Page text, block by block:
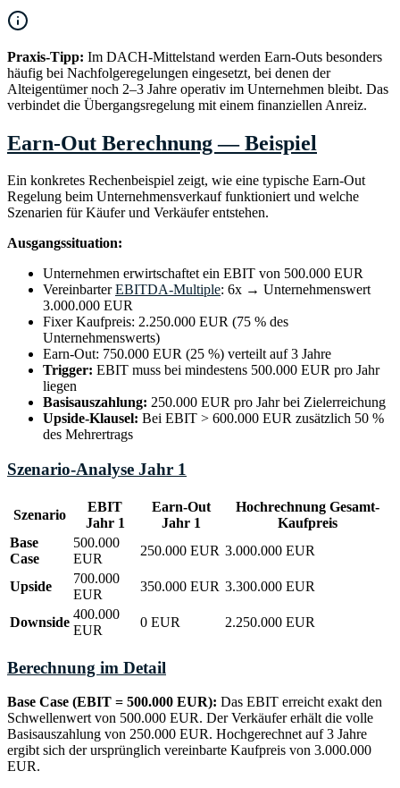
Praxis-Tipp: Im DACH-Mittelstand werden Earn-Outs besonders
häufig bei Nachfolgeregelungen eingesetzt, bei denen der
Alteigentümer noch 2–3 Jahre operativ im Unternehmen bleibt. Das
verbindet die Übergangsregelung mit einem finanziellen Anreiz.
Earn-Out Berechnung — Beispiel
Ein konkretes Rechenbeispiel zeigt, wie eine typische Earn-Out
Regelung beim Unternehmensverkauf funktioniert und welche
Szenarien für Käufer und Verkäufer entstehen.
Ausgangssituation:
Unternehmen erwirtschaftet ein EBIT von 500.000 EUR
VereinbarterEBITDA-Multiple: 6x → Unternehmenswert
3.000.000 EUR
Fixer Kaufpreis: 2.250.000 EUR (75 % des
Unternehmenswerts)
Earn-Out: 750.000 EUR (25 %) verteilt auf 3 Jahre
Trigger: EBIT muss bei mindestens 500.000 EUR pro Jahr
liegen
Basisauszahlung: 250.000 EUR pro Jahr bei Zielerreichung
Upside-Klausel: Bei EBIT > 600.000 EUR zusätzlich 50 %
des Mehrertrags
Szenario-Analyse Jahr 1
Szenario
EBIT
Jahr 1
Earn-Out
Jahr 1
Hochrechnung Gesamt-
Kaufpreis
Base
Case
500.000
EUR
250.000 EUR 3.000.000 EUR
Upside
700.000
EUR
350.000 EUR 3.300.000 EUR
Downside
400.000
EUR
0 EUR 2.250.000 EUR
Berechnung im Detail
Base Case (EBIT = 500.000 EUR): Das EBIT erreicht exakt den
Schwellenwert von 500.000 EUR. Der Verkäufer erhält die volle
Basisauszahlung von 250.000 EUR. Hochgerechnet auf 3 Jahre
ergibt sich der ursprünglich vereinbarte Kaufpreis von 3.000.000
EUR.